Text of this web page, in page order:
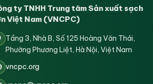
ty TNHH Trung tâm Sản xuất sạch
Việt Nam (VNCPC)
Tầng 3, Nhà B, Số 125 Hoàng Văn Thái,
Phường Phương Liệt, Hà Nội, Việt Nam
vncpc.org